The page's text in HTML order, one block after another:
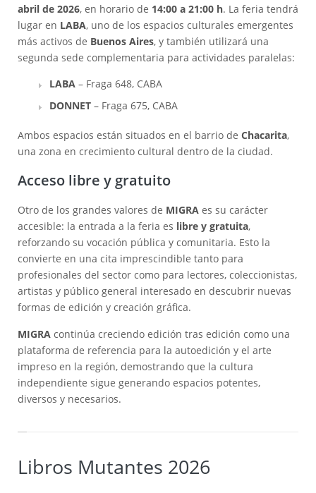
abril de 2026, en horario de 14:00 a 21:00 h. La feria tendrá
lugar en LABA, uno de los espacios culturales emergentes
más activos de Buenos Aires, y también utilizará una
segunda sede complementaria para actividades paralelas:
LABA – Fraga 648, CABA
DONNET – Fraga 675, CABA
Ambos espacios están situados en el barrio de Chacarita,
una zona en crecimiento cultural dentro de la ciudad.
Acceso libre y gratuito
Otro de los grandes valores de MIGRA es su carácter
accesible: la entrada a la feria es libre y gratuita,
reforzando su vocación pública y comunitaria. Esto la
convierte en una cita imprescindible tanto para
profesionales del sector como para lectores, coleccionistas,
artistas y público general interesado en descubrir nuevas
formas de edición y creación gráfica.
MIGRA continúa creciendo edición tras edición como una
plataforma de referencia para la autoedición y el arte
impreso en la región, demostrando que la cultura
independiente sigue generando espacios potentes,
diversos y necesarios.
Libros Mutantes 2026